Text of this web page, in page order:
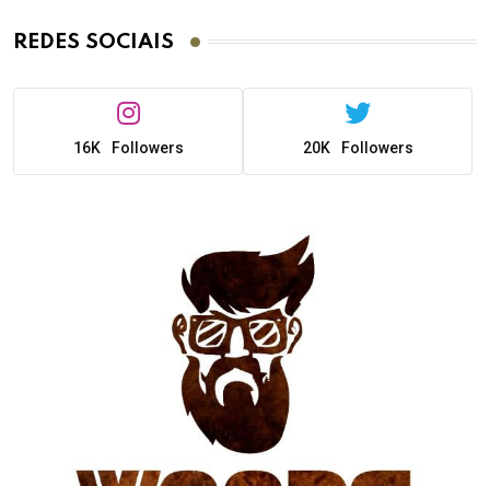
REDES SOCIAIS
16K Followers 20K Followers